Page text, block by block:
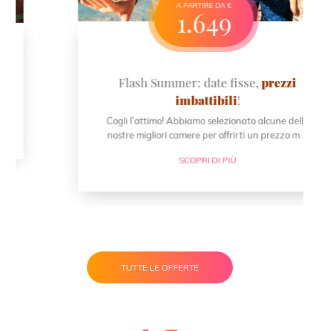
Flash Summer: date fisse,prezzi
imbattibili!
Cogli l’attimo! Abbiamo selezionato alcune delle
nostre migliori camere per offrirti un prezzo m ...
SCOPRI DI PIÙ
A PARTIRE DA €
1.649
TUTTE LE OFFERTE